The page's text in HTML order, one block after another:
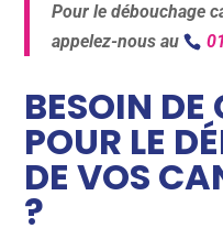
Pour le débouchage
appelez-nous au
BESOIN DE
POUR LE
DE VOS
?